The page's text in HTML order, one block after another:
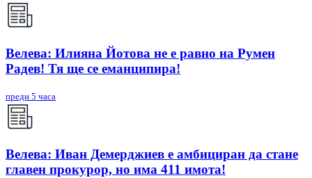
Велева: Илияна Йотова не е равно на Румен
Радев! Тя ще се еманципира!
преди 5 часа
Велева: Иван Демерджиев е амбициран да стане
главен прокурор, но има 411 имота!